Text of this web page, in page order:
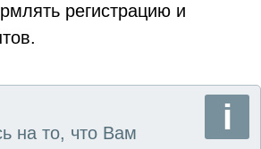
регистрацию и
на то, что Вам